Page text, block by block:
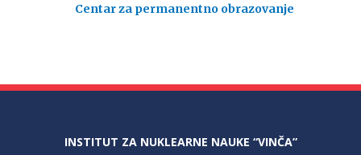
Centar za permanentno obrazovanje
INSTITUT ZA NUKLEARNE NAUKE “VINČA”